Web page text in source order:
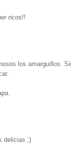
ricos!!
los amarguillos.
delicias ;)